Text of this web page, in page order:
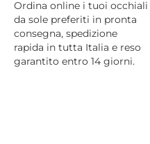
Ordina online i tuoi occhiali
da sole preferiti in pronta
consegna, spedizione
rapida in tutta Italia e reso
garantito entro 14 giorni.